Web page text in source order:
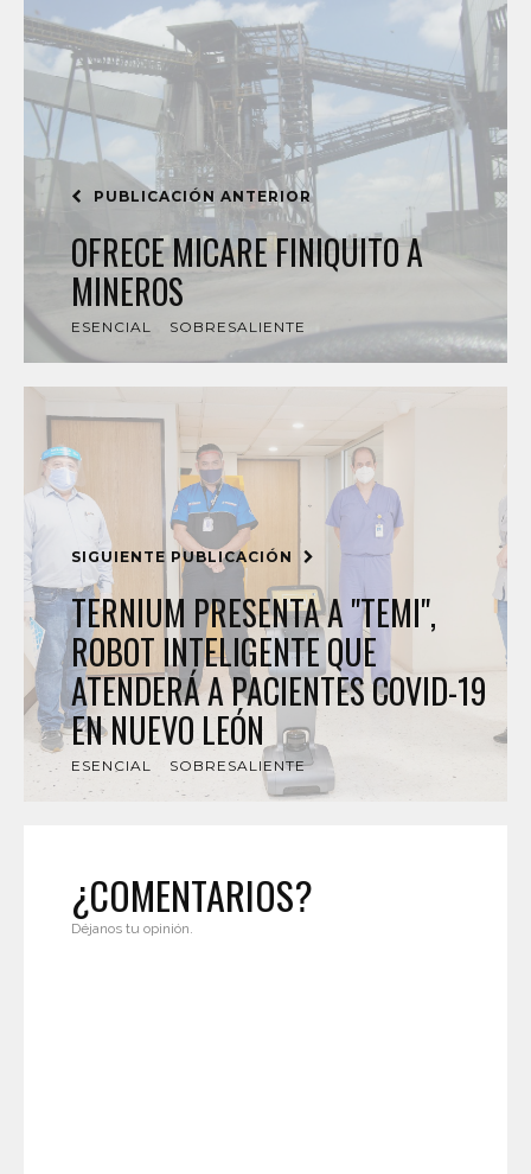
PUBLICACIÓN ANTERIOR
OFRECE MICARE FINIQUITO A
MINEROS
ESENCIAL SOBRESALIENTE
SIGUIENTE PUBLICACIÓN
TERNIUM PRESENTA A "TEMI",
ROBOT INTELIGENTE QUE
ATENDERÁ A PACIENTES COVID-19
EN NUEVO LEÓN
ESENCIAL SOBRESALIENTE
¿COMENTARIOS?
Déjanos tu opinión.